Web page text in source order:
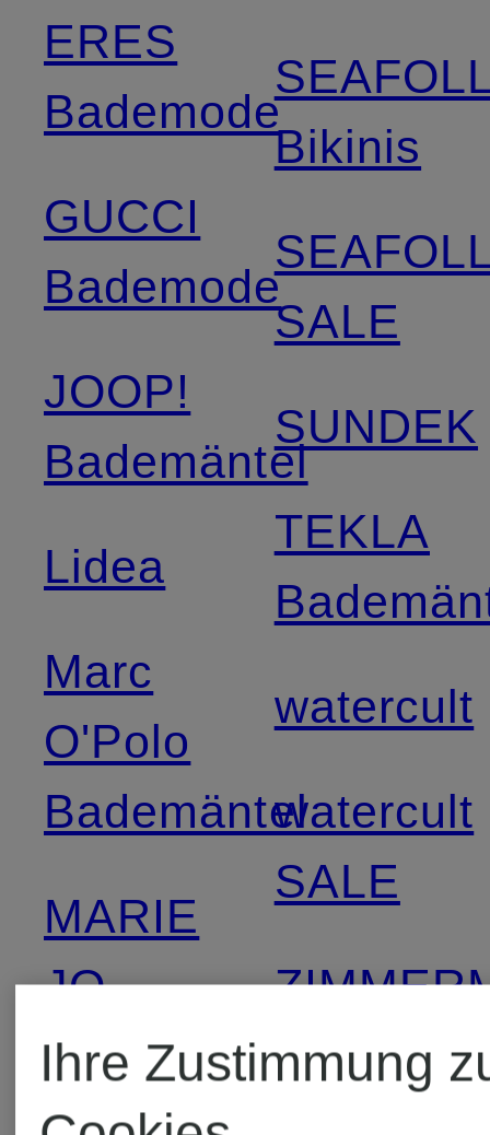
ERES
Bademode
GUCCI
Bademode
JOOP!
Bademäntel
Lidea
Marc
O'Polo
Bademäntel
MARIE
JO
MARIE JO
Bikinis
SALE
SUNDEK
TEKLA
watercult
watercult
SALE
Ihre Zustimmung